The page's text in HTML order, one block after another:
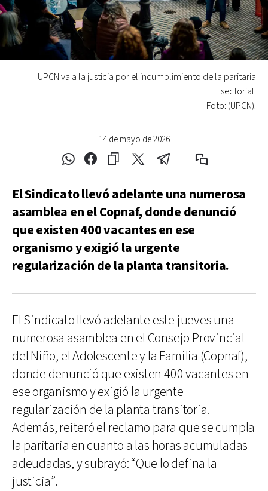
14 de mayo de 2026
UPCN va a la justicia por el incumplimiento de la paritaria
sectorial.
Foto: (UPCN).
El Sindicato llevó adelante una numerosa
asamblea en el Copnaf, donde denunció
que existen 400 vacantes en ese
organismo y exigió la urgente
regularización de la planta transitoria.
El Sindicato llevó adelante este jueves una
numerosa asamblea en el Consejo Provincial
del Niño, el Adolescente y la Familia (Copnaf),
donde denunció que existen 400 vacantes en
ese organismo y exigió la urgente
regularización de la planta transitoria.
Además, reiteró el reclamo para que se cumpla
la paritaria en cuanto a las horas acumuladas
adeudadas, y subrayó: “Que lo defina la
justicia”.